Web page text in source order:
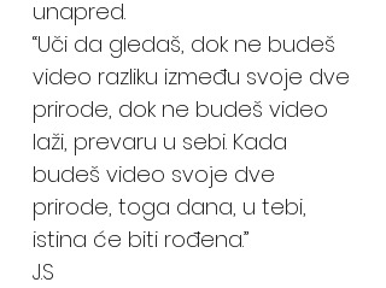
unapred.
“Uči da gledaš, dok ne budeš
video razliku između svoje dve
prirode, dok ne budeš video
laži, prevaru u sebi. Kada
budeš video svoje dve
prirode, toga dana, u tebi,
istina će biti rođena.”
J.S